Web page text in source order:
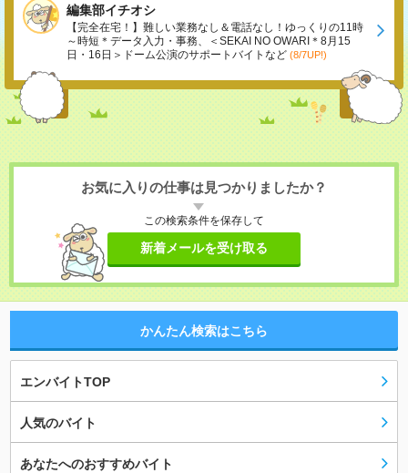
編集部イチオシ
【完全在宅！】難しい業務なし＆電話なし！ゆっくりの11時
～時短＊データ入力・事務、＜SEKAI NO OWARI＊8月15
日・16日＞ドーム公演のサポートバイトなど (8/7UP!)
お気に入りの仕事は見つかりましたか？
この検索条件を保存して
新着メールを受け取る
かんたん検索はこちら
エンバイトTOP
人気のバイト
あなたへのおすすめバイト